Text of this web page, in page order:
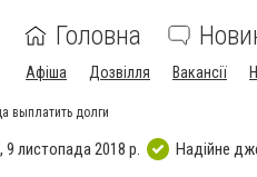
Головна
Афіша Дозвілля Вакансії
выплатить долги
9 листопада 2018 р. Надійне